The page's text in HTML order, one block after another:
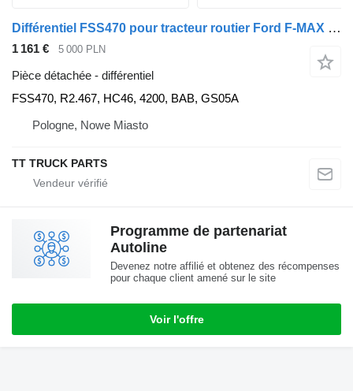
Différentiel FSS470 pour tracteur routier Ford F-MAX 500 CARGO
1 161 € 5 000 PLN
Pièce détachée - différentiel
FSS470, R2.467, HC46, 4200, BAB, GS05A
Pologne, Nowe Miasto
TT TRUCK PARTS
Programme de partenariat
Autoline
Devenez notre affilié et obtenez des récompenses
pour chaque client amené sur le site
Voir l'offre